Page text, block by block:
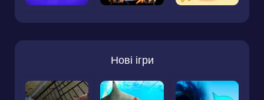
Нові ігри